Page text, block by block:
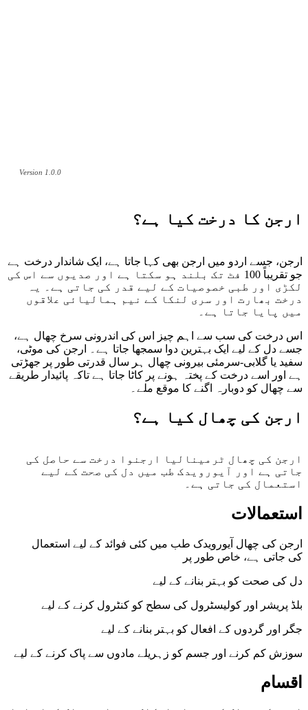
Version 1.0.0
ارجن کا درخت کیا ہے؟
ارجن، جسے اردو میں ارجن بھی کہا جاتا ہے، ایک شاندار درخت ہے
جو تقریباً 100 فٹ تک بلند ہو سکتا ہے اور صدیوں سے اس کی
لکڑی اور طبی خصوصیات کے لیے قدر کی جاتی ہے۔ یہ
درخت بھارت اور سری لنکا کے نیم ہمالیائی علاقوں
میں پایا جاتا ہے۔
اس درخت کی سب سے اہم چیز اس کی اندرونی سرخ چھال ہے،
جسے دل کے لیے ایک بہترین دوا سمجھا جاتا ہے۔ ارجن کی موٹی،
سفید یا گلابی-سرمئی بیرونی چھال ہر سال قدرتی طور پر جھڑتی
ہے اور اسے درخت کے پختہ ہونے پر کاٹا جاتا ہے تاکہ پائیدار طریقے
سے چھال کو دوبارہ اگنے کا موقع ملے۔
ارجن کی چھال کیا ہے؟
ارجن کی چھال ٹرمینالیا ارجنوا درخت سے حاصل کی
جاتی ہے اور آیورویدک طب میں دل کی صحت کے لیے
استعمال کی جاتی ہے۔
استعمالات
ارجن کی چھال آیورویدک طب میں کئی فوائد کے لیے استعمال
کی جاتی ہے، خاص طور پر
دل کی صحت کو بہتر بنانے کے لیے
بلڈ پریشر اور کولیسٹرول کی سطح کو کنٹرول کرنے کے لیے
جگر اور گردوں کے افعال کو بہتر بنانے کے لیے
سوزش کم کرنے اور جسم کو زہریلے مادوں سے پاک کرنے کے لیے
اقسام